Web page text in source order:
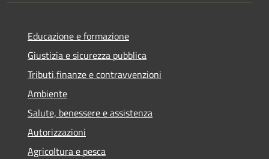
Educazione e formazione
Giustizia e sicurezza pubblica
Tributi,finanze e contravvenzioni
Ambiente
Salute, benessere e assistenza
Autorizzazioni
Agricoltura e pesca